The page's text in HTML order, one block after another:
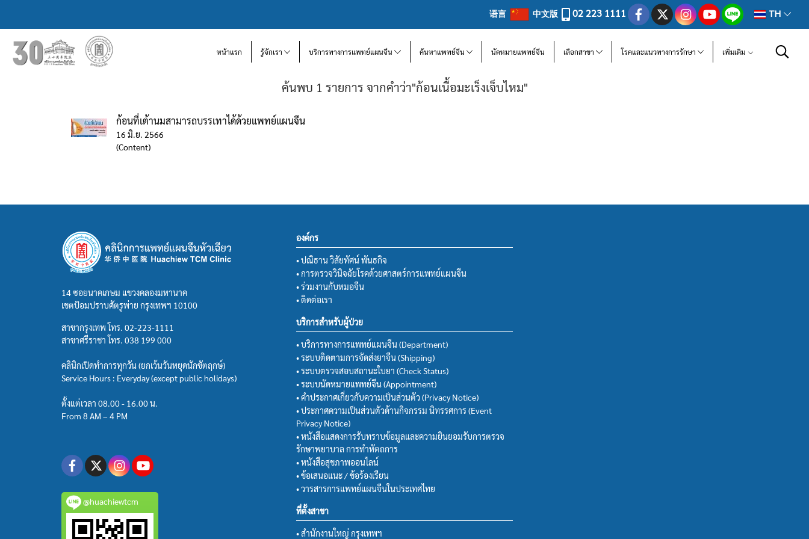
语言 中文版 02 223 1111 TH
หน้าแรก รู้จักเรา บริการทางการแพทย์แผนจีน ค้นหาแพทย์จีน นัดหมายแพทย์จีน เลือกสาขา โรคและแนวทางการรักษา เพิ่มเติม
ค้นพบ 1 รายการ จากคำว่า"ก้อนเนื้อมะเร็งเจ็บไหม"
ก้อนที่เต้านมสามารถบรรเทาได้ด้วยแพทย์แผนจีน
16 มิ.ย. 2566
(Content)
14 ซอยนาคเกษม แขวงคลองมหานาค
เขตป้อมปราบศัตรูพ่าย กรุงเทพฯ 10100
สาขากรุงเทพ โทร. 02-223-1111
สาขาศรีราชา โทร. 038 199 000
คลินิกเปิดทำการทุกวัน (ยกเว้นวันหยุดนักขัตฤกษ์)
Service Hours : Everyday (except public holidays)
ตั้งแต่เวลา 08.00 - 16.00 น.
From 8 AM – 4 PM
@huachiewtcm
องค์กร
• ปณิธาน วิสัยทัศน์ พันธกิจ
• การตรวจวินิจฉัยโรคด้วยศาสตร์การแพทย์แผนจีน
• ร่วมงานกับหมอจีน
• ติดต่อเรา
บริการสำหรับผู้ป่วย
• บริการทางการแพทย์แผนจีน (Department)
• ระบบติดตามการจัดส่งยาจีน (Shipping)
• ระบบตรวจสอบสถานะใบยา (Check Status)
• ระบบนัดหมายแพทย์จีน (Appointment)
• คำประกาศเกี่ยวกับความเป็นส่วนตัว (Privacy Notice)
• ประกาศความเป็นส่วนตัวด้านกิจกรรม นิทรรศการ (Event
Privacy Notice)
• หนังสือแสดงการรับทราบข้อมูลและความยินยอมรับการตรวจ
รักษาพยาบาล การทำหัตถการ
• หนังสือสุขภาพออนไลน์
• ข้อเสนอแนะ / ข้อร้องเรียน
• วารสารการแพทย์แผนจีนในประเทศไทย
ที่ตั้งสาขา
• สำนักงานใหญ่ กรุงเทพฯ